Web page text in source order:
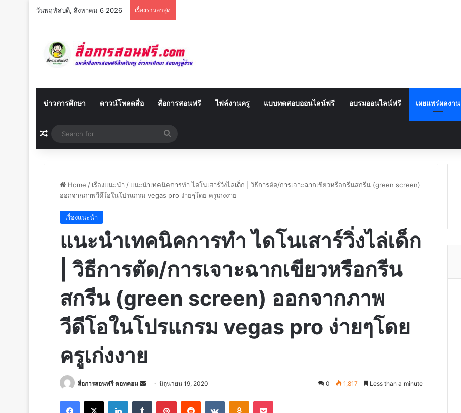
วันพฤหัสบดี, สิงหาคม 6 2026 เรื่องราวล่าสุด
ข่าวการศึกษา ดาวน์โหลดสื่อ สื่อการสอนฟรี ไฟล์งานครู แบบทดสอบออนไลน์ฟรี อบรมออนไลน์ฟรี เผยแพร่ผลงาน
Random Article
for
Home / เรื่องแนะนำ / แนะนำเทคนิคการทำ ไดโนเสาร์วิ่งไล่เด็ก | วิธีการตัด/การเจาะฉากเขียวหรือกรีนสกรีน (green screen)
ออกจากภาพวีดีโอในโปรแกรม vegas pro ง่ายๆโดย ครูเก่งงาย
เรื่องแนะนำ
แนะนำเทคนิคการทำ ไดโนเสาร์วิ่งไล่เด็ก
| วิธีการตัด/การเจาะฉากเขียวหรือกรีน
สกรีน (green screen) ออกจากภาพ
วีดีโอในโปรแกรม vegas pro ง่ายๆโดย
ครูเก่งงาย
สื่อการสอนฟรี ดอทคอม
Sendมิถุนายน 19, 2020 0 1,817 Less than a minute
Facebook
X LinkedInTumblr PinterestReddit VKontakteOdnoklassniki
Pocket